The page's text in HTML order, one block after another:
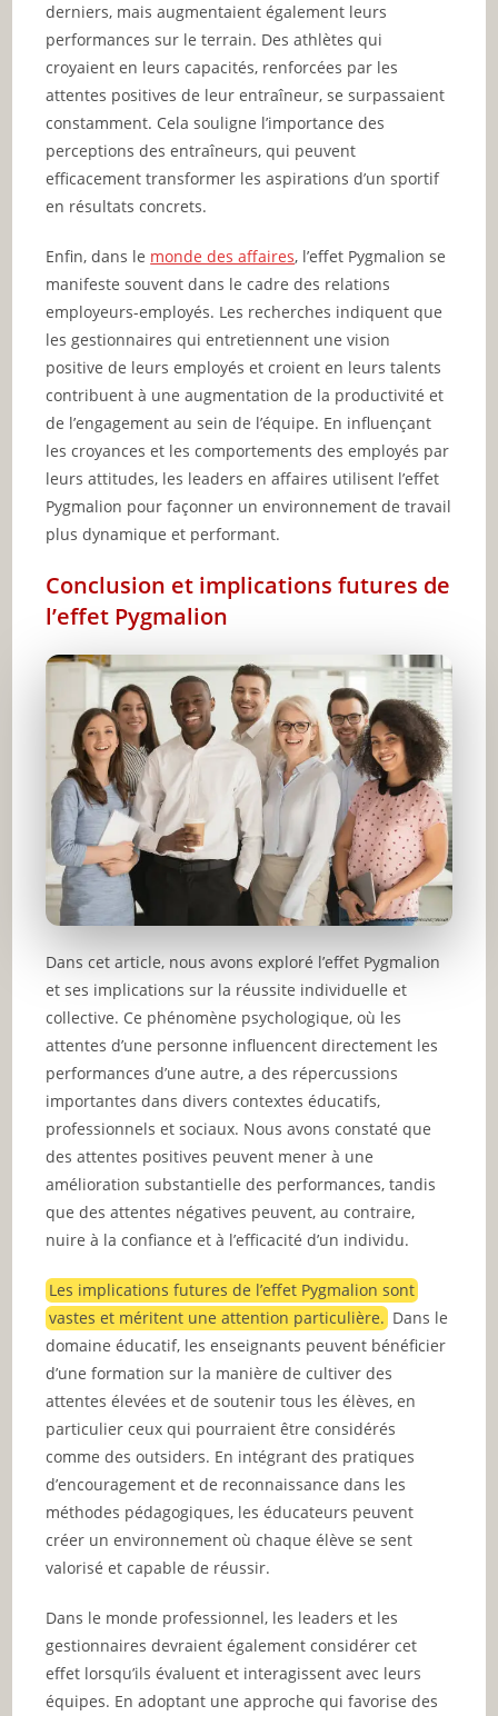
derniers, mais augmentaient également leurs
performances sur le terrain. Des athlètes qui
croyaient en leurs capacités, renforcées par les
attentes positives de leur entraîneur, se surpassaient
constamment. Cela souligne l’importance des
perceptions des entraîneurs, qui peuvent
efficacement transformer les aspirations d’un sportif
en résultats concrets.
Enfin, dans le monde des affaires, l’effet Pygmalion se
manifeste souvent dans le cadre des relations
employeurs-employés. Les recherches indiquent que
les gestionnaires qui entretiennent une vision
positive de leurs employés et croient en leurs talents
contribuent à une augmentation de la productivité et
de l’engagement au sein de l’équipe. En influençant
les croyances et les comportements des employés par
leurs attitudes, les leaders en affaires utilisent l’effet
Pygmalion pour façonner un environnement de travail
plus dynamique et performant.
Conclusion et implications futures de
l’effet Pygmalion
Dans cet article, nous avons exploré l’effet Pygmalion
et ses implications sur la réussite individuelle et
collective. Ce phénomène psychologique, où les
attentes d’une personne influencent directement les
performances d’une autre, a des répercussions
importantes dans divers contextes éducatifs,
professionnels et sociaux. Nous avons constaté que
des attentes positives peuvent mener à une
amélioration substantielle des performances, tandis
que des attentes négatives peuvent, au contraire,
nuire à la confiance et à l’efficacité d’un individu.
Les implications futures de l’effet Pygmalion sont
vastes et méritent une attention particulière. Dans le
domaine éducatif, les enseignants peuvent bénéficier
d’une formation sur la manière de cultiver des
attentes élevées et de soutenir tous les élèves, en
particulier ceux qui pourraient être considérés
comme des outsiders. En intégrant des pratiques
d’encouragement et de reconnaissance dans les
méthodes pédagogiques, les éducateurs peuvent
créer un environnement où chaque élève se sent
valorisé et capable de réussir.
Dans le monde professionnel, les leaders et les
gestionnaires devraient également considérer cet
effet lorsqu’ils évaluent et interagissent avec leurs
équipes. En adoptant une approche qui favorise des